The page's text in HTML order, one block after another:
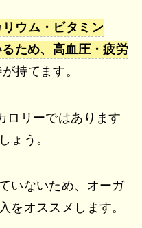
リウム・ビタミン
ため、高血圧・疲労
持てます。
ロリーではあります
ょう。
いないため、オーガ
をオススメします。